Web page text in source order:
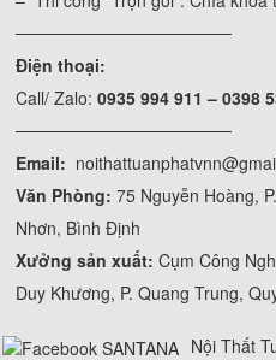
──────────────────
Điện thoại:
Call/ Zalo:0935 994 911 – 0398
──────────────────
Email:
Văn Phòng: 75 Nguyễn Hoàng,
Nhơn, Bình Định
Xưởng sản xuất: Cụm Công
Duy Khương, P. Quang Trung,
Nội Thất